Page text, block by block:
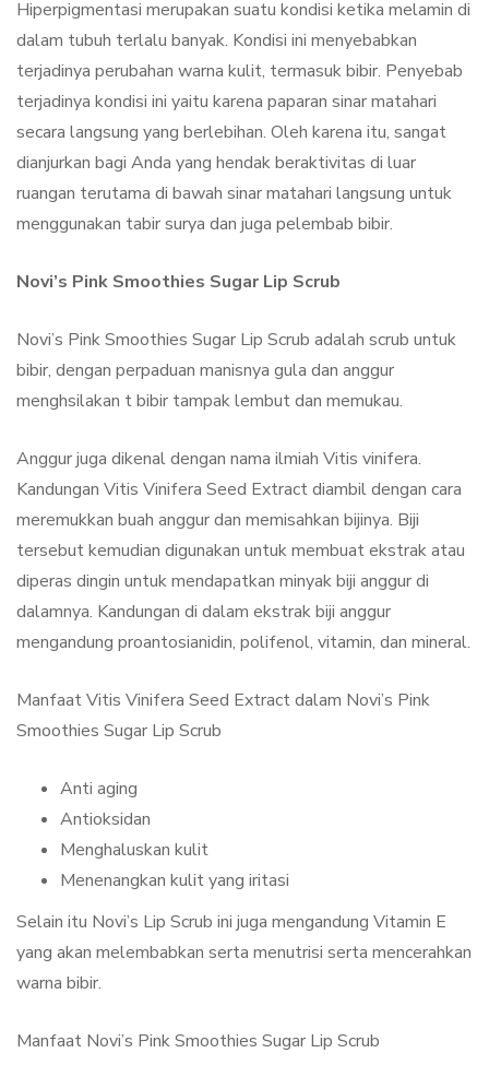
Hiperpigmentasi merupakan suatu kondisi ketika melamin di
dalam tubuh terlalu banyak. Kondisi ini menyebabkan
terjadinya perubahan warna kulit, termasuk bibir. Penyebab
terjadinya kondisi ini yaitu karena paparan sinar matahari
secara langsung yang berlebihan. Oleh karena itu, sangat
dianjurkan bagi Anda yang hendak beraktivitas di luar
ruangan terutama di bawah sinar matahari langsung untuk
menggunakan tabir surya dan juga pelembab bibir.
Novi’s Pink Smoothies Sugar Lip Scrub
Novi’s Pink Smoothies Sugar Lip Scrub adalah scrub untuk
bibir, dengan perpaduan manisnya gula dan anggur
menghsilakan t bibir tampak lembut dan memukau.
Anggur juga dikenal dengan nama ilmiah Vitis vinifera.
Kandungan Vitis Vinifera Seed Extract diambil dengan cara
meremukkan buah anggur dan memisahkan bijinya. Biji
tersebut kemudian digunakan untuk membuat ekstrak atau
diperas dingin untuk mendapatkan minyak biji anggur di
dalamnya. Kandungan di dalam ekstrak biji anggur
mengandung proantosianidin, polifenol, vitamin, dan mineral.
Manfaat Vitis Vinifera Seed Extract dalam Novi’s Pink
Smoothies Sugar Lip Scrub
Anti aging
Antioksidan
Menghaluskan kulit
Menenangkan kulit yang iritasi
Selain itu Novi’s Lip Scrub ini juga mengandung Vitamin E
yang akan melembabkan serta menutrisi serta mencerahkan
warna bibir.
Manfaat Novi’s Pink Smoothies Sugar Lip Scrub